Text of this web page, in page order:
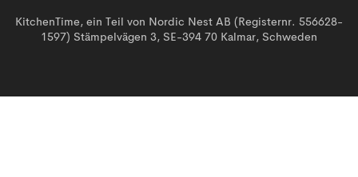
KitchenTime, ein Teil von Nordic Nest AB (Registernr. 556628-
1597) Stämpelvägen 3, SE-394 70 Kalmar, Schweden